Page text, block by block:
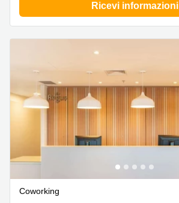
Ricevi informazioni
Coworking